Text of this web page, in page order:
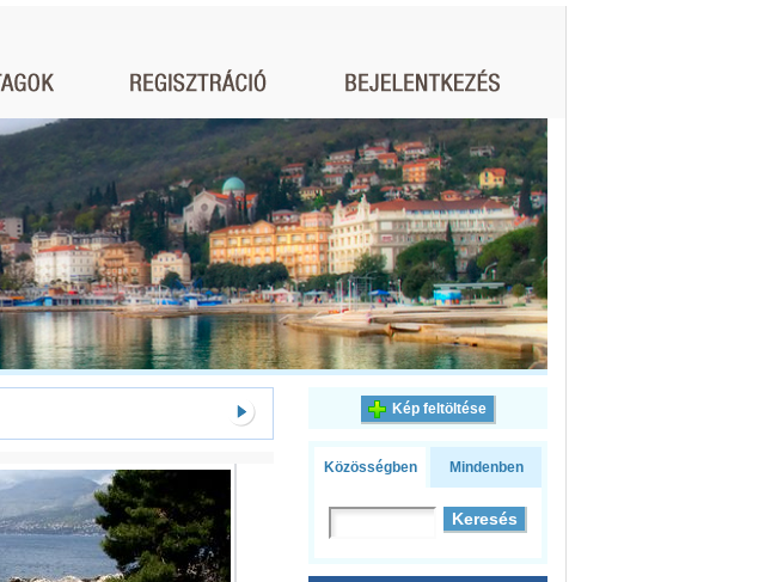
Kép feltöltése
Közösségben Mindenben